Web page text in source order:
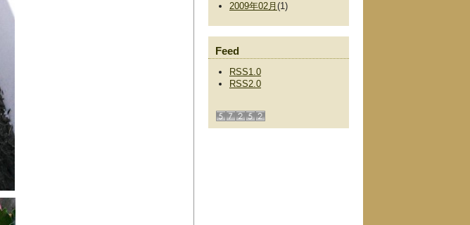
2009年02月 (1)
Feed
RSS1.0
RSS2.0